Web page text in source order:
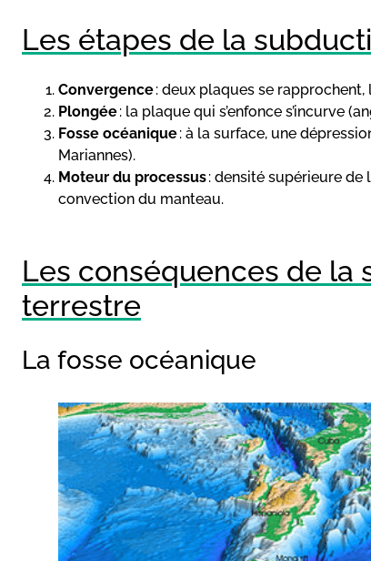
Les étapes de la
Convergence: deux plaques se rapprochent,
Plongée: la plaque qui s’enfonce s’incurve
Fosse océanique: à la surface, une
Mariannes).
Moteur du processus: densité supérieure
convection du manteau.
Les conséquences de la
terrestre
La fosse océanique